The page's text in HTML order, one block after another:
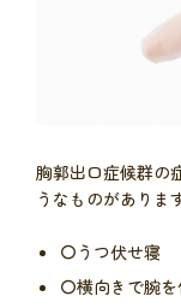
胸郭出口症候群の
うなものがありま
〇うつ伏せ寝
〇横向きで腕